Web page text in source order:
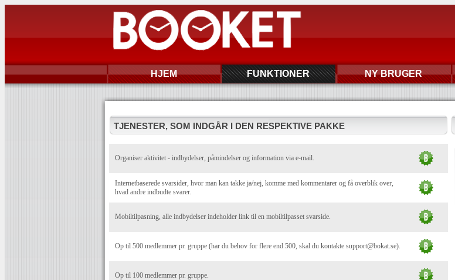
HJEM FUNKTIONER NY BRUGER
TJENESTER, SOM INDGÅR I DEN RESPEKTIVE PAKKE
Organiser aktivitet - indbydelser, påmindelser og information via e-mail.
Internetbaserede svarsider, hvor man kan takke ja/nej, komme med kommentarer og få overblik over,
hvad andre indbudte svarer.
Mobiltilpasning, alle indbydelser indeholder link til en mobiltilpasset svarside.
Op til 500 medlemmer pr. gruppe (har du behov for flere end 500, skal du kontakte support@bokat.se).
Op til 100 medlemmer pr. gruppe.